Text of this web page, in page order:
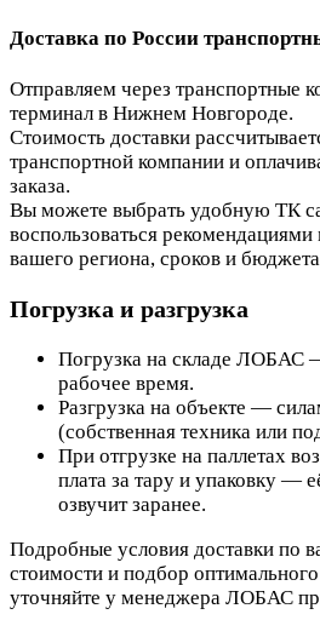
Доставка по России
Отправляем через транспортные
терминал в Нижнем Новгороде.
Стоимость доставки
транспортной компании и
заказа.
Вы можете выбрать удобную ТК
воспользоваться
вашего региона, сроков и
Погрузка и разгрузка
Погрузка на складе ЛОБАС
рабочее время.
Разгрузка на объекте —
(собственная техника или
При отгрузке на паллетах
плата за тару и упаковку —
озвучит заранее.
Подробные условия доставки по
стоимости и подбор
уточняйте у менеджера ЛОБАС